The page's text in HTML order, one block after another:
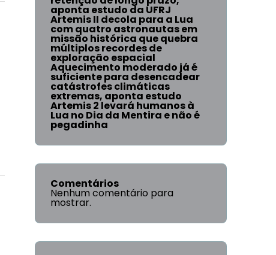
aponta estudo da UFRJ
Artemis II decola para a Lua
com quatro astronautas em
missão histórica que quebra
múltiplos recordes de
exploração espacial
Aquecimento moderado já é
suficiente para desencadear
catástrofes climáticas
extremas, aponta estudo
Artemis 2 levará humanos à
Lua no Dia da Mentira e não é
pegadinha
Comentários
Nenhum comentário para
mostrar.